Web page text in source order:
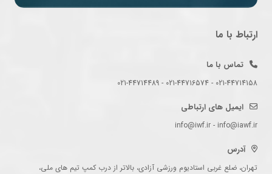
ارتباط با ما
تماس با ما
021-44714158 - 021-44716574 - 021-44714489
ایمیل های ارتباطی
info@iwf.ir - info@iawf.ir
آدرس
تهران، ضلع غربی استادیوم ورزشی آزادی، بالاتر از درب کمپ تیم های ملی،